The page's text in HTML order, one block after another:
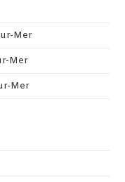
Mer
Mer
Mer